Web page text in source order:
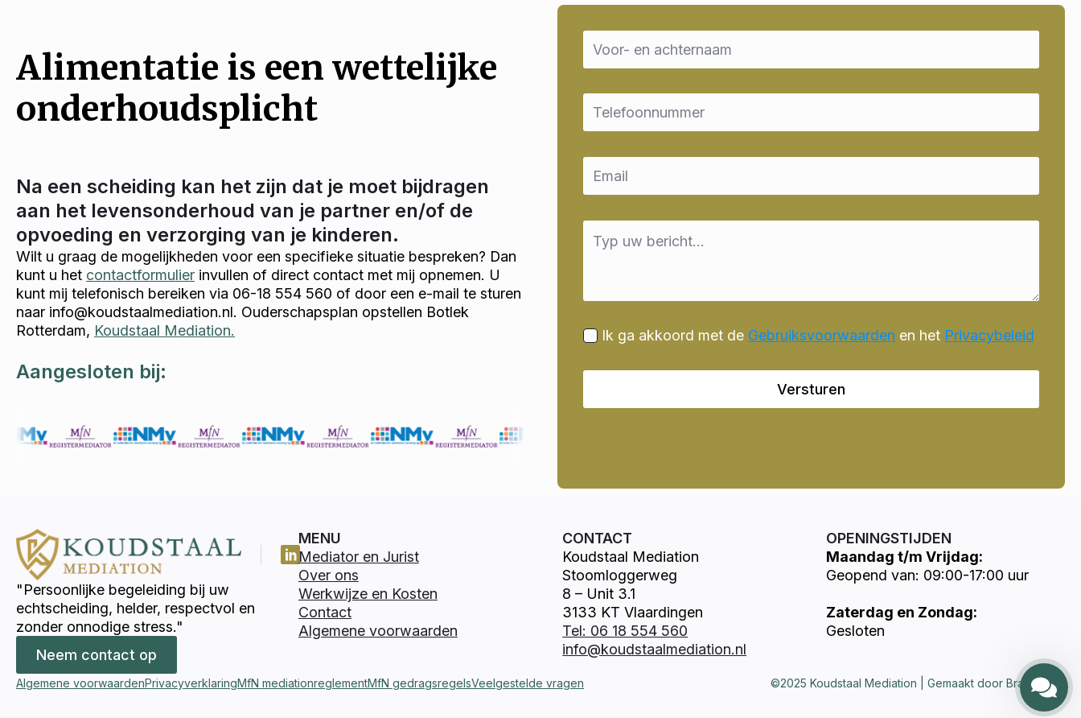
Alimentatie is een wettelijke
onderhoudsplicht
Na een scheiding kan het zijn dat je moet bijdragen
aan het levensonderhoud van je partner en/of de
opvoeding en verzorging van je kinderen.
Wilt u graag de mogelijkheden voor een specifieke situatie bespreken? Dan
kunt u het contactformulier invullen of direct contact met mij opnemen. U
kunt mij telefonisch bereiken via 06-18 554 560 of door een e-mail te sturen
naar info@koudstaalmediation.nl. Ouderschapsplan opstellen Botlek
Rotterdam, Koudstaal Mediation.
Aangesloten bij:
Name
*
Email
Email
Message
Ik ga akkoord met de Gebruiksvoorwaarden en het Privacybeleid
Versturen
"Persoonlijke begeleiding bij uw
echtscheiding, helder, respectvol en
zonder onnodige stress."
Neem contact op
MENU
Mediator en Jurist
Over ons
Werkwijze en Kosten
Contact
Algemene voorwaarden
CONTACT
Koudstaal Mediation
Stoomloggerweg
8 – Unit 3.1
3133 KT Vlaardingen
Tel: 06 18 554 560
info@koudstaalmediation.nl
OPENINGSTIJDEN
Maandag t/m Vrijdag:
Geopend van: 09:00-17:00 uur
Zaterdag en Zondag:
Gesloten
Algemene voorwaardenPrivacyverklaringMfN mediationreglementMfN gedragsregelsVeelgestelde vragen ©2025 Koudstaal Mediation | Gemaakt door Brandways